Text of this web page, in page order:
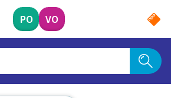
PO VO